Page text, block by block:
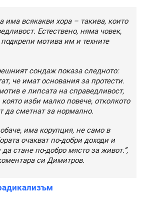
има всякакви хора – такива, които
Естествено, няма човек,
мотива им и техните
сондаж показа следното:
че имат основания за протести.
е липсата на справедливост,
която изби малко повече, отколкото
да сметнат за нормално.
има корупция, не само в
очакват по-добри доходи и
да стане по-добро място за живот.”,
си Димитров.